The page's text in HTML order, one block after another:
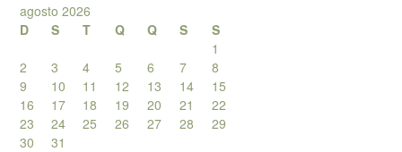
agosto 2026
D
S T Q Q S
S
1
2
3 4 5 6 7
8
9
10 11 12 13 14
15
16
17 18 19 20 21
22
23
24 25 26 27 28
29
30
31